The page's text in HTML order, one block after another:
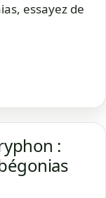
essayez de
: